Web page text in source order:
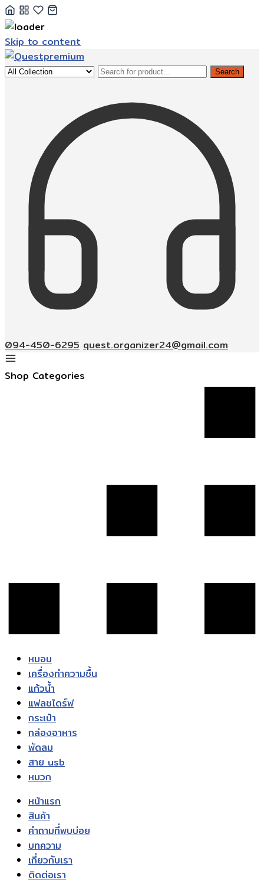
Skip to content
Search
094-450-6295 quest.organizer24@gmail.com
Shop Categories
หมอน
เครื่องทำความชื้น
แก้วน้ำ
แฟลชไดร์ฟ
กระเป๋า
กล่องอาหาร
พัดลม
สาย usb
หมวก
หน้าแรก
สินค้า
คำถามที่พบบ่อย
บทความ
เกี่ยวกับเรา
ติดต่อเรา